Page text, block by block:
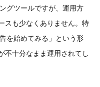
グツールですが、運用方
スも少なくありません。特
を始めてみる」という形
不十分なまま運用されてし